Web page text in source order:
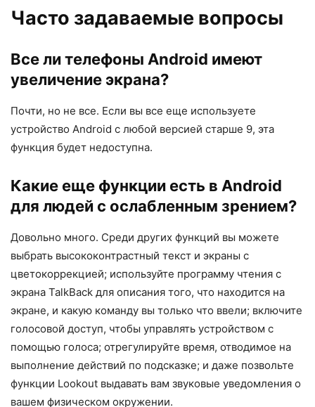
Часто задаваемые вопросы
Все ли телефоны Android имеют
увеличение экрана?
Почти, но не все. Если вы все еще используете
устройство Android с любой версией старше 9, эта
функция будет недоступна.
Какие еще функции есть в Android
для людей с ослабленным зрением?
Довольно много. Среди других функций вы можете
выбрать высококонтрастный текст и экраны с
цветокоррекцией; используйте программу чтения с
экрана TalkBack для описания того, что находится на
экране, и какую команду вы только что ввели; включите
голосовой доступ, чтобы управлять устройством с
помощью голоса; отрегулируйте время, отводимое на
выполнение действий по подсказке; и даже позвольте
функции Lookout выдавать вам звуковые уведомления о
вашем физическом окружении.